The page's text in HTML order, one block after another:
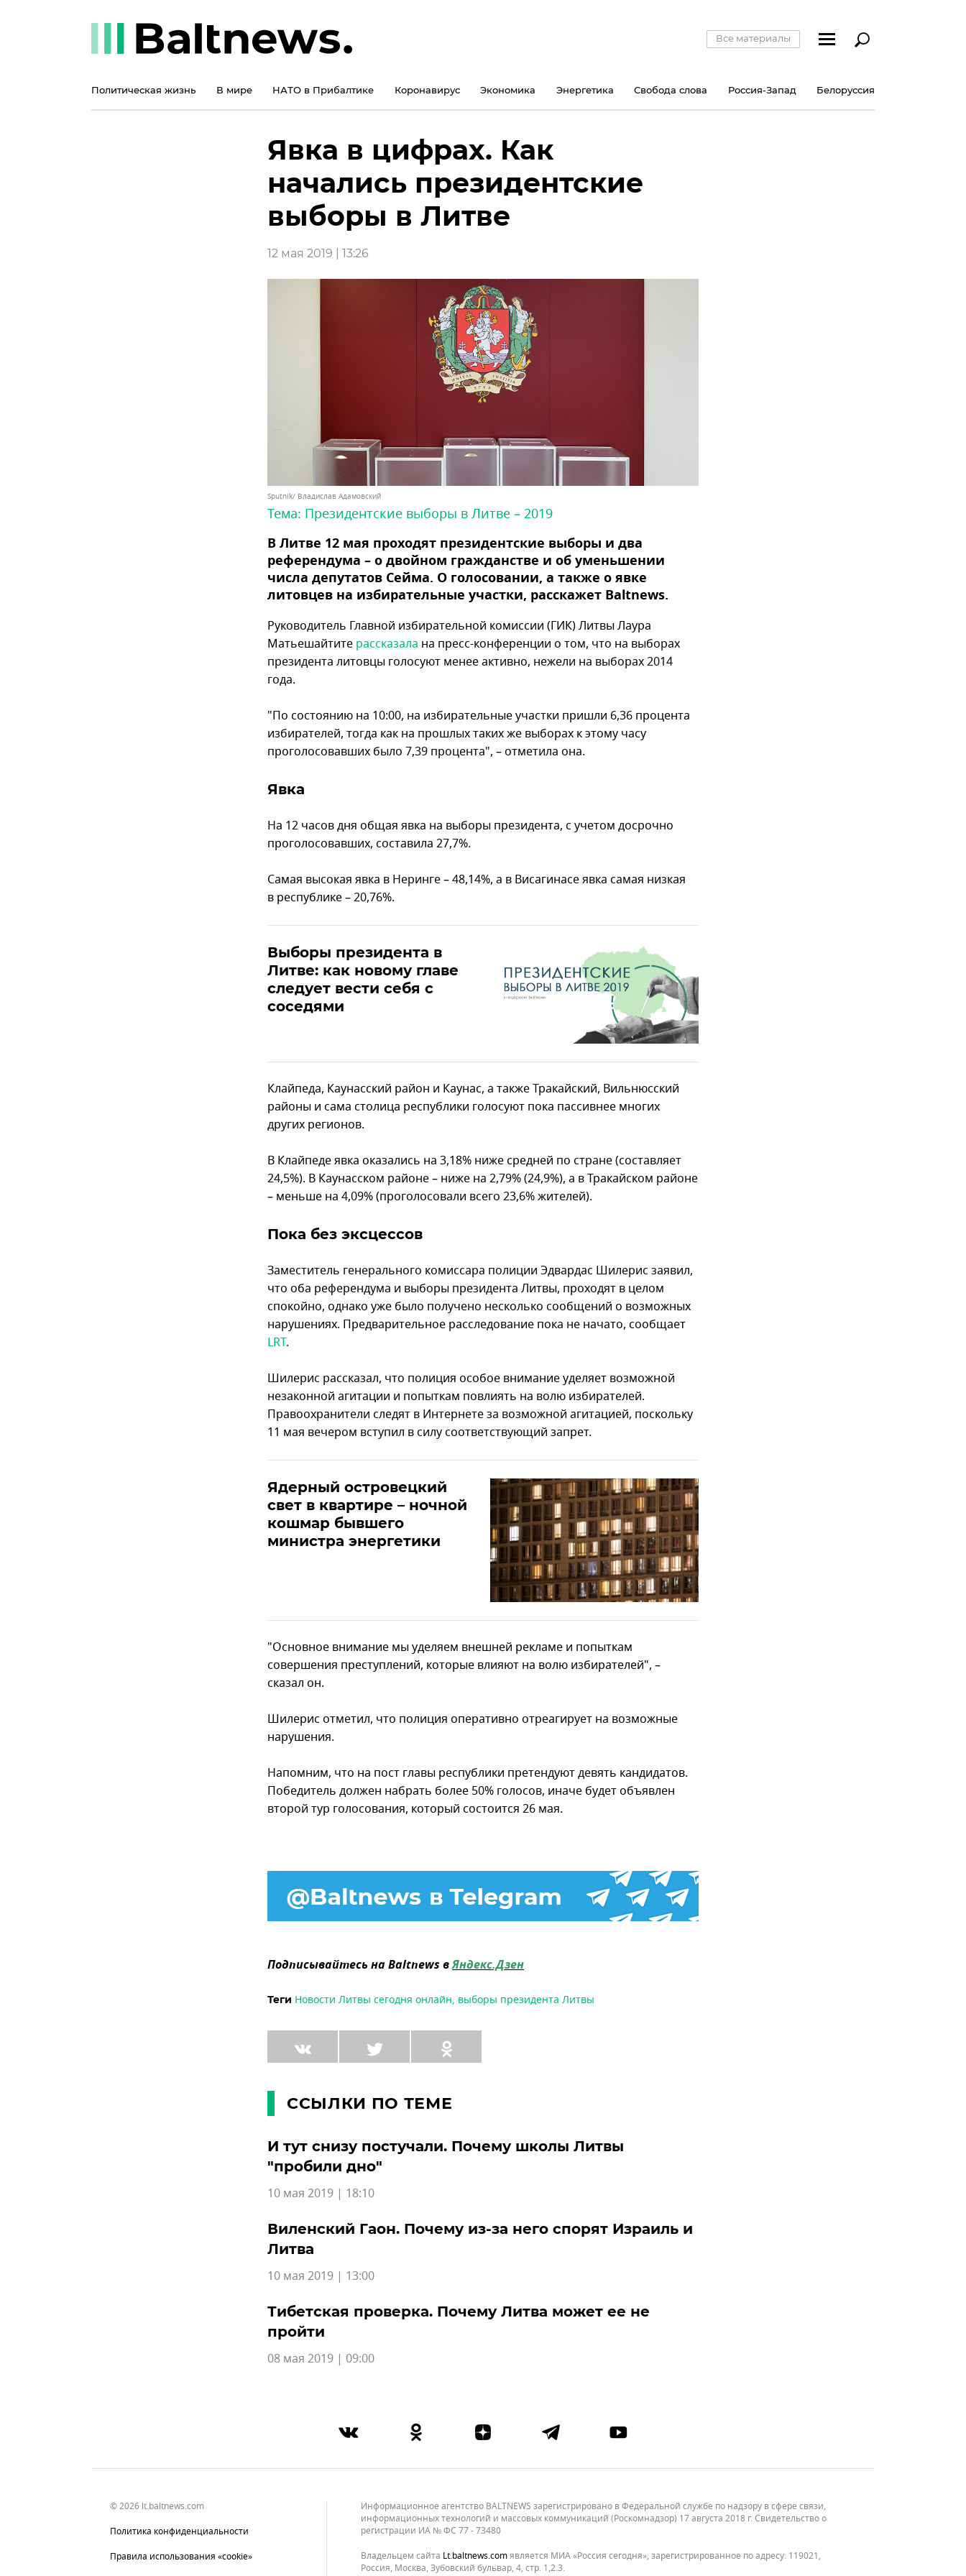
Все материалы
Политическая жизнь В мире НАТО в Прибалтике Коронавирус Экономика Энергетика Свобода слова Россия-Запад Белоруссия
Явка в цифрах. Как
начались президентские
выборы в Литве
12 мая 2019 | 13:26
Sputnik/ Владислав Адамовский
Тема: Президентские выборы в Литве – 2019
В Литве 12 мая проходят президентские выборы и два
референдума – о двойном гражданстве и об уменьшении
числа депутатов Сейма. О голосовании, а также о явке
литовцев на избирательные участки, расскажет Baltnews.
Руководитель Главной избирательной комиссии (ГИК) Литвы Лаура
Матьешайтите рассказала на пресс-конференции о том, что на выборах
президента литовцы голосуют менее активно, нежели на выборах 2014
года.
"По состоянию на 10:00, на избирательные участки пришли 6,36 процента
избирателей, тогда как на прошлых таких же выборах к этому часу
проголосовавших было 7,39 процента", – отметила она.
Явка
На 12 часов дня общая явка на выборы президента, с учетом досрочно
проголосовавших, составила 27,7%.
Самая высокая явка в Неринге – 48,14%, а в Висагинасе явка самая низкая
в республике – 20,76%.
Выборы президента в
Литве: как новому главе
следует вести себя с
соседями
Клайпеда, Каунасский район и Каунас, а также Тракайский, Вильнюсский
районы и сама столица республики голосуют пока пассивнее многих
других регионов.
В Клайпеде явка оказались на 3,18% ниже средней по стране (составляет
24,5%). В Каунасском районе – ниже на 2,79% (24,9%), а в Тракайском районе
– меньше на 4,09% (проголосовали всего 23,6% жителей).
Пока без эксцессов
Заместитель генерального комиссара полиции Эдвардас Шилерис заявил,
что оба референдума и выборы президента Литвы, проходят в целом
спокойно, однако уже было получено несколько сообщений о возможных
нарушениях. Предварительное расследование пока не начато, сообщает
LRT.
Шилерис рассказал, что полиция особое внимание уделяет возможной
незаконной агитации и попыткам повлиять на волю избирателей.
Правоохранители следят в Интернете за возможной агитацией, поскольку
11 мая вечером вступил в силу соответствующий запрет.
Ядерный островецкий
свет в квартире – ночной
кошмар бывшего
министра энергетики
"Основное внимание мы уделяем внешней рекламе и попыткам
совершения преступлений, которые влияют на волю избирателей", –
сказал он.
Шилерис отметил, что полиция оперативно отреагирует на возможные
нарушения.
Напомним, что на пост главы республики претендуют девять кандидатов.
Победитель должен набрать более 50% голосов, иначе будет объявлен
второй тур голосования, который состоится 26 мая.
Подписывайтесь на Baltnews вЯндекс.Дзен
Теги Новости Литвы сегодня онлайн, выборы президента Литвы
ССЫЛКИ ПО ТЕМЕ
И тут снизу постучали. Почему школы Литвы
"пробили дно"
10 мая 2019 | 18:10
Виленский Гаон. Почему из-за него спорят Израиль и
Литва
10 мая 2019 | 13:00
Тибетская проверка. Почему Литва может ее не
пройти
08 мая 2019 | 09:00
© 2026 lt.baltnews.com
Политика конфиденциальности
Правила использования «cookie»
Информационное агентство BALTNEWS зарегистрировано в Федеральной службе по надзору в сфере связи,
информационных технологий и массовых коммуникаций (Роскомнадзор) 17 августа 2018 г. Свидетельство о
регистрации ИА № ФС 77 - 73480
Владельцем сайта lt.baltnews.comявляется МИА «Россия сегодня», зарегистрированное по адресу: 119021,
Россия, Москва, Зубовский бульвар, 4, стр. 1,2.3.